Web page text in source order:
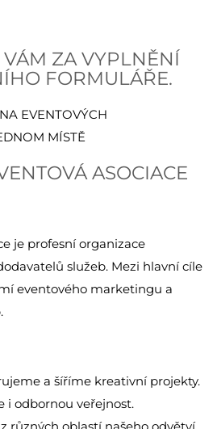
ZA VYPLNĚNÍ
FORMULÁŘE.
EVENTOVÝCH
MÍSTĚ
ASOCIACE
je profesní organizace
služeb. Mezi hlavní cíle
eventového marketingu a
a šíříme kreativní projekty.
i odbornou veřejnost.